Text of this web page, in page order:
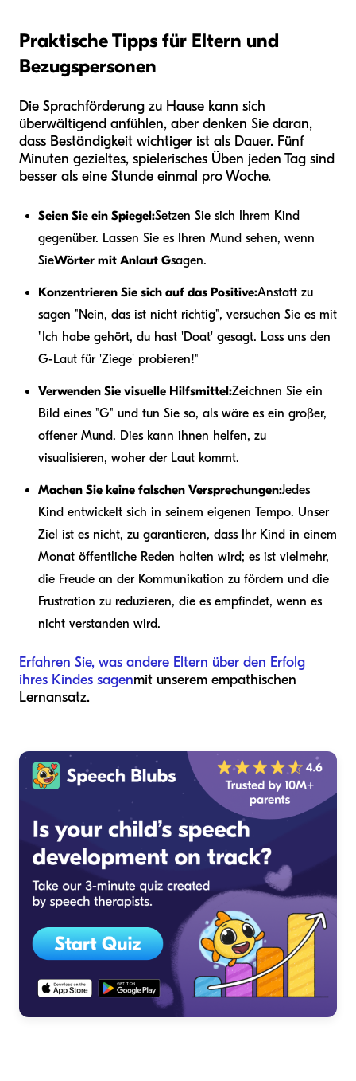
Praktische Tipps für Eltern und
Bezugspersonen
Die Sprachförderung zu Hause kann sich
überwältigend anfühlen, aber denken Sie daran,
dass Beständigkeit wichtiger ist als Dauer. Fünf
Minuten gezieltes, spielerisches Üben jeden Tag sind
besser als eine Stunde einmal pro Woche.
Seien Sie ein Spiegel:Setzen Sie sich Ihrem Kind
gegenüber. Lassen Sie es Ihren Mund sehen, wenn
SieWörter mit Anlaut Gsagen.
Konzentrieren Sie sich auf das Positive:Anstatt zu
sagen "Nein, das ist nicht richtig", versuchen Sie es mit
"Ich habe gehört, du hast 'Doat' gesagt. Lass uns den
G-Laut für 'Ziege' probieren!"
Verwenden Sie visuelle Hilfsmittel:Zeichnen Sie ein
Bild eines "G" und tun Sie so, als wäre es ein großer,
offener Mund. Dies kann ihnen helfen, zu
visualisieren, woher der Laut kommt.
Machen Sie keine falschen Versprechungen:Jedes
Kind entwickelt sich in seinem eigenen Tempo. Unser
Ziel ist es nicht, zu garantieren, dass Ihr Kind in einem
Monat öffentliche Reden halten wird; es ist vielmehr,
die Freude an der Kommunikation zu fördern und die
Frustration zu reduzieren, die es empfindet, wenn es
nicht verstanden wird.
Erfahren Sie, was andere Eltern über den Erfolg
ihres Kindes sagenmit unserem empathischen
Lernansatz.